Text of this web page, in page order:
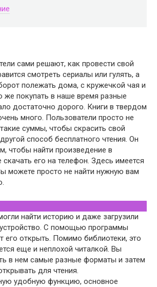
сами решают, как провести свой
смотреть сериалы или гулять, а
полежать дома, с кружечкой чая и
же покупать в наше время разные
достаточно дорого. Книги в твердом
много. Пользователи просто не
суммы, чтобы скрасить свой
способ бесплатного чтения. Он
чтобы найти произведение в
скачать его на телефон. Здесь имеется
можете просто не найти нужную вам
найти историю и даже загрузили
С помощью программы
его открыть. Помимо библиотеки, это
еще и неплохой читалкой. Вы
в нем самые разные форматы и затем
для чтения.
удобную функцию, основное